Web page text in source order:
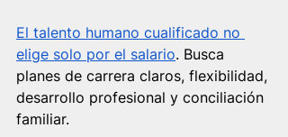
El talento humano cualificado no
elige solo por el salario. Busca
planes de carrera claros, flexibilidad,
desarrollo profesional y conciliación
familiar.